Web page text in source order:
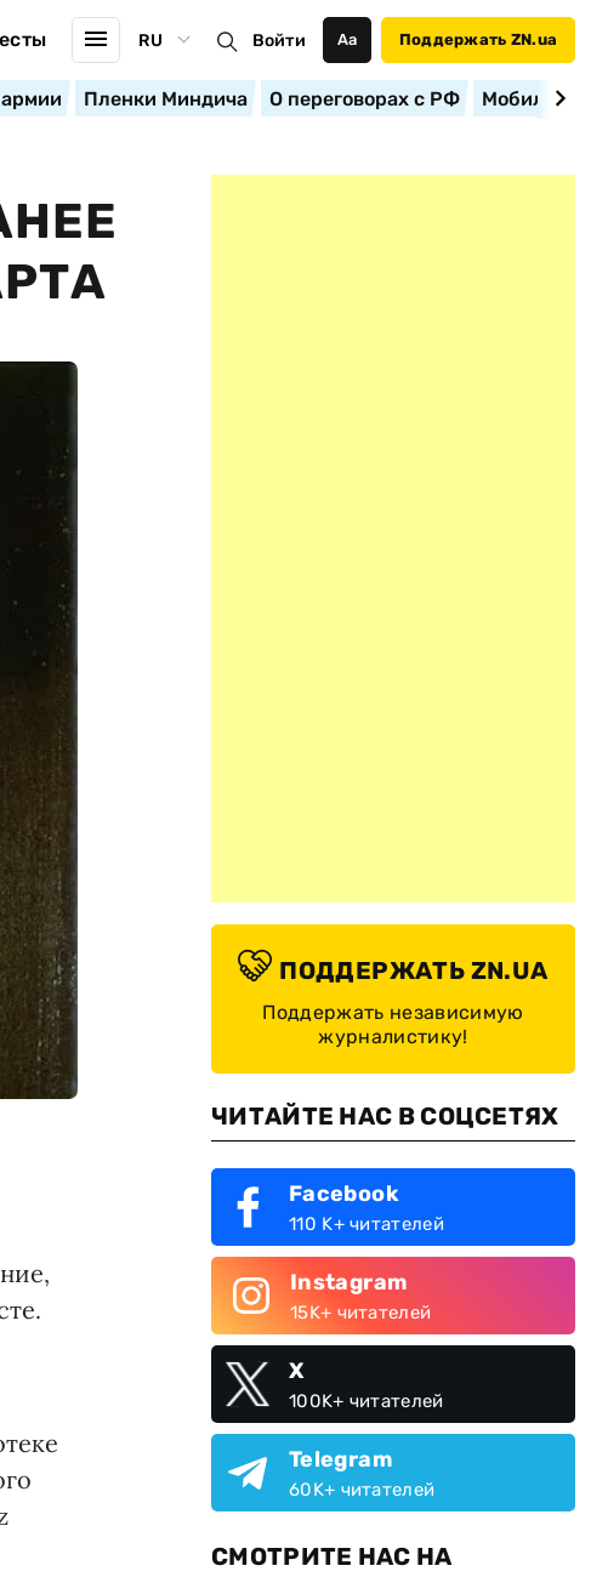
RU Войти Аа Поддержать ZN.ua
Пленки Миндича О переговорах с РФ
ПОДДЕРЖАТЬ ZN.UA
Поддержать независимую
журналистику!
ЧИТАЙТЕ НАС В СОЦСЕТЯХ
Facebook
110 K+ читателей
Instagram
15K+ читателей
X
100K+ читателей
Telegram
60K+ читателей
СМОТРИТЕ НАС НА